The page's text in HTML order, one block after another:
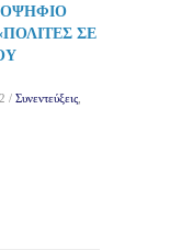
ΣΕ
/ Συνεντεύξεις